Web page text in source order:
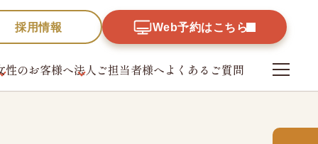
採用情報 Web予約はこちら
性のお客様へ法人ご担当者様へよくあるご質問